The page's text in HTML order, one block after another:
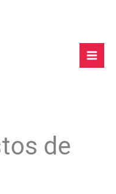
de